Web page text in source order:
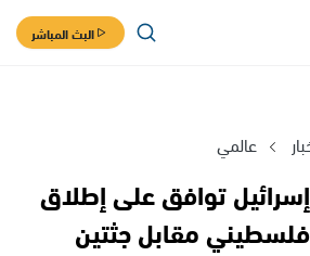
البث المباشر
عالمي
توافق على إطلاق